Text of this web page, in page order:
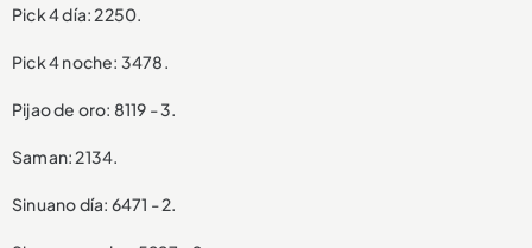
Pick 4 día: 2250.
Pick 4 noche: 3478.
Pijao de oro: 8119 - 3.
Saman: 2134.
Sinuano día: 6471 - 2.